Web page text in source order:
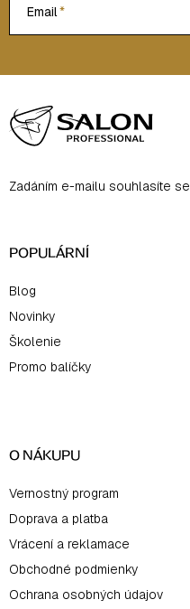
Email
á
p
ä
e
Zadáním e-mailu souhlasíte se
POPULÁRNÍ
Blog
Novinky
Školenie
Promo balíčky
O NÁKUPU
Vernostný program
Doprava a platba
Vrácení a reklamace
Obchodné podmienky
Ochrana osobných údajov